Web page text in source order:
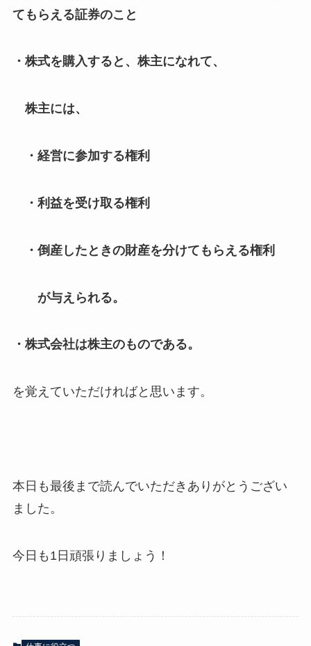
てもらえる証券のこと
・株式を購入すると、株主になれて、
株主には、
・経営に参加する権利
・利益を受け取る権利
・倒産したときの財産を分けてもらえる権利
が与えられる。
・株式会社は株主のものである。
を覚えていただければと思います。
本日も最後まで読んでいただきありがとうござい
ました。
今日も1日頑張りましょう！